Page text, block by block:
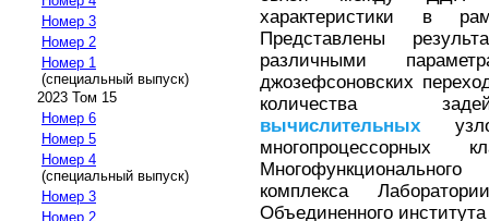
Номер 3
Номер 2
Номер 1
(специальный выпуск)
2023 Том 15
Номер 6
Номер 5
Номер 4
(специальный выпуск)
Номер 3
Номер 2
характеристики в
Представлены
различными
джозефсоновских
количества
вычислительных
Многофункционального
комплекса
Объединенного